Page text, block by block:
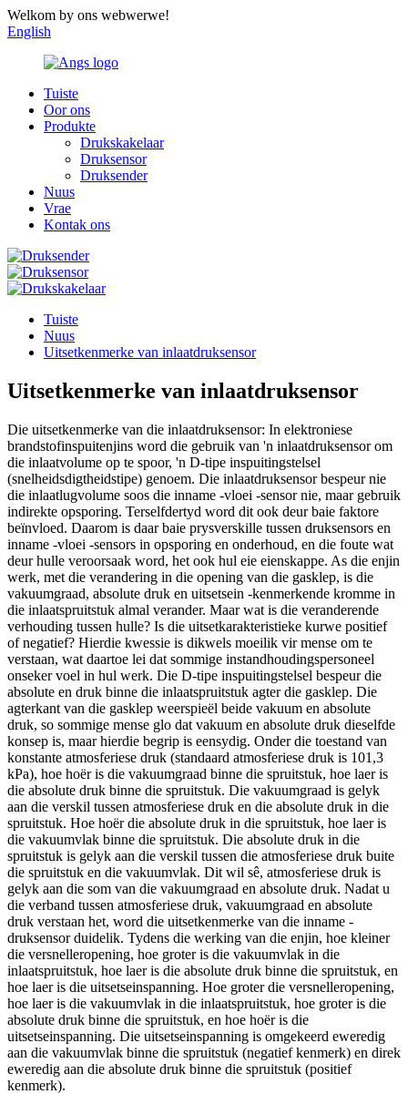
Welkom by ons webwerwe!
English
Tuiste
Oor ons
Produkte
Drukskakelaar
Druksensor
Druksender
Nuus
Vrae
Kontak ons
Tuiste
Nuus
Uitsetkenmerke van inlaatdruksensor
Uitsetkenmerke van inlaatdruksensor
Die uitsetkenmerke van die inlaatdruksensor: In elektroniese
brandstofinspuitenjins word die gebruik van 'n inlaatdruksensor om
die inlaatvolume op te spoor, 'n D-tipe inspuitingstelsel
(snelheidsdigtheidstipe) genoem. Die inlaatdruksensor bespeur nie
die inlaatlugvolume soos die inname -vloei -sensor nie, maar gebruik
indirekte opsporing. Terselfdertyd word dit ook deur baie faktore
beïnvloed. Daarom is daar baie prysverskille tussen druksensors en
inname -vloei -sensors in opsporing en onderhoud, en die foute wat
deur hulle veroorsaak word, het ook hul eie eienskappe. As die enjin
werk, met die verandering in die opening van die gasklep, is die
vakuumgraad, absolute druk en uitsetsein -kenmerkende kromme in
die inlaatspruitstuk almal verander. Maar wat is die veranderende
verhouding tussen hulle? Is die uitsetkarakteristieke kurwe positief
of negatief? Hierdie kwessie is dikwels moeilik vir mense om te
verstaan, wat daartoe lei dat sommige instandhoudingspersoneel
onseker voel in hul werk. Die D-tipe inspuitingstelsel bespeur die
absolute en druk binne die inlaatspruitstuk agter die gasklep. Die
agterkant van die gasklep weerspieël beide vakuum en absolute
druk, so sommige mense glo dat vakuum en absolute druk dieselfde
konsep is, maar hierdie begrip is eensydig. Onder die toestand van
konstante atmosferiese druk (standaard atmosferiese druk is 101,3
kPa), hoe hoër is die vakuumgraad binne die spruitstuk, hoe laer is
die absolute druk binne die spruitstuk. Die vakuumgraad is gelyk
aan die verskil tussen atmosferiese druk en die absolute druk in die
spruitstuk. Hoe hoër die absolute druk in die spruitstuk, hoe laer is
die vakuumvlak binne die spruitstuk. Die absolute druk in die
spruitstuk is gelyk aan die verskil tussen die atmosferiese druk buite
die spruitstuk en die vakuumvlak. Dit wil sê, atmosferiese druk is
gelyk aan die som van die vakuumgraad en absolute druk. Nadat u
die verband tussen atmosferiese druk, vakuumgraad en absolute
druk verstaan ​​het, word die uitsetkenmerke van die inname -
druksensor duidelik. Tydens die werking van die enjin, hoe kleiner
die versnelleropening, hoe groter is die vakuumvlak in die
inlaatspruitstuk, hoe laer is die absolute druk binne die spruitstuk, en
hoe laer is die uitsetseinspanning. Hoe groter die versnelleropening,
hoe laer is die vakuumvlak in die inlaatspruitstuk, hoe groter is die
absolute druk binne die spruitstuk, en hoe hoër is die
uitsetseinspanning. Die uitsetseinspanning is omgekeerd eweredig
aan die vakuumvlak binne die spruitstuk (negatief kenmerk) en direk
eweredig aan die absolute druk binne die spruitstuk (positief
kenmerk).